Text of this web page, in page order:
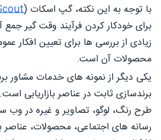
با توجه به این نکته، گپ اسکات (
برای خودکار کردن فرآیند وقت گیر جمع
زیادی از بررسی ها برای تعیین افکار
محصولات آن است.
یکی دیگر از نمونه های خدمات مشاور
برندسازی ثابت در عناصر بازاریابی
طرح رنگ، لوگو، تصاویر و غیره در
رسانه های اجتماعی، محصولات، عناصر